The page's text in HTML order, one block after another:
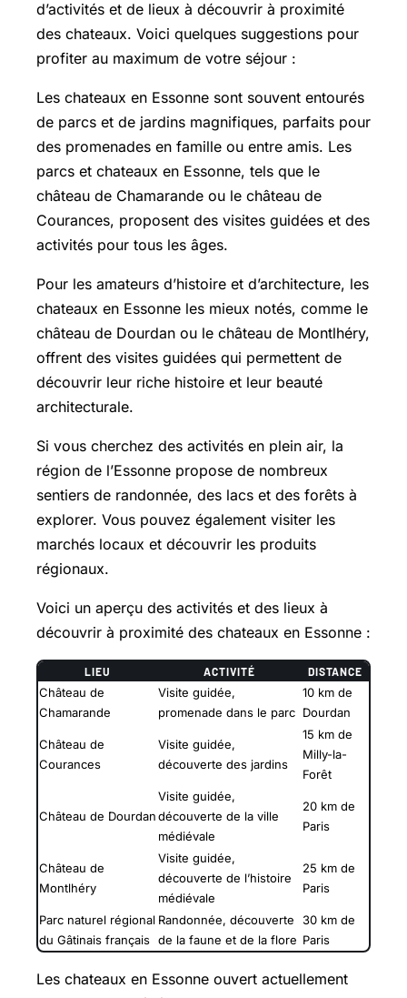
d’activités et de lieux à découvrir à proximité
des chateaux. Voici quelques suggestions pour
profiter au maximum de votre séjour :
Les chateaux en Essonne sont souvent entourés
de parcs et de jardins magnifiques, parfaits pour
des promenades en famille ou entre amis. Les
parcs et chateaux en Essonne, tels que le
château de Chamarande ou le château de
Courances, proposent des visites guidées et des
activités pour tous les âges.
Pour les amateurs d’histoire et d’architecture, les
chateaux en Essonne les mieux notés, comme le
château de Dourdan ou le château de Montlhéry,
offrent des visites guidées qui permettent de
découvrir leur riche histoire et leur beauté
architecturale.
Si vous cherchez des activités en plein air, la
région de l’Essonne propose de nombreux
sentiers de randonnée, des lacs et des forêts à
explorer. Vous pouvez également visiter les
marchés locaux et découvrir les produits
régionaux.
Voici un aperçu des activités et des lieux à
découvrir à proximité des chateaux en Essonne :
LIEU ACTIVITÉ DISTANCE
Château de
Chamarande
Visite guidée,
promenade dans le parc
10 km de
Dourdan
Château de
Courances
Visite guidée,
découverte des jardins
15 km de
Milly-la-
Forêt
Château de Dourdan
Visite guidée,
découverte de la ville
médiévale
20 km de
Paris
Château de
Montlhéry
Visite guidée,
découverte de l’histoire
médiévale
25 km de
Paris
Parc naturel régional
du Gâtinais français
Randonnée, découverte
de la faune et de la flore
30 km de
Paris
Les chateaux en Essonne ouvert actuellement